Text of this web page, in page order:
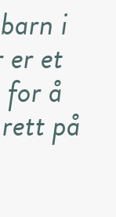
i
er et
å
på